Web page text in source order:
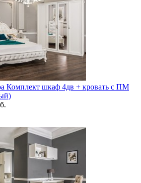
Комплект шкаф 4дв + кровать с ПМ